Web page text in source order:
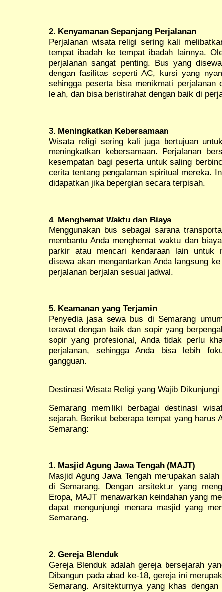
2. Kenyamanan Sepanjang Perjalanan
Perjalanan wisata religi sering kali
tempat ibadah ke tempat ibadah lainnya.
perjalanan sangat penting. Bus yang
dengan fasilitas seperti AC, kursi yang
sehingga peserta bisa menikmati perjalanan
lelah, dan bisa beristirahat dengan baik di
3. Meningkatkan Kebersamaan
Wisata religi sering kali juga bertujuan
meningkatkan kebersamaan. Perjalanan
kesempatan bagi peserta untuk saling
cerita tentang pengalaman spiritual mereka.
didapatkan jika bepergian secara terpisah.
4. Menghemat Waktu dan Biaya
Menggunakan bus sebagai sarana
membantu Anda menghemat waktu dan
parkir atau mencari kendaraan lain untuk
disewa akan mengantarkan Anda langsung
perjalanan berjalan sesuai jadwal.
5. Keamanan yang Terjamin
Penyedia jasa sewa bus di Semarang
terawat dengan baik dan sopir yang
sopir yang profesional, Anda tidak perlu
perjalanan, sehingga Anda bisa lebih
gangguan.
Destinasi Wisata Religi yang Wajib Dikunjungi
Semarang memiliki berbagai destinasi
sejarah. Berikut beberapa tempat yang harus
Semarang:
1. Masjid Agung Jawa Tengah (MAJT)
Masjid Agung Jawa Tengah merupakan
di Semarang. Dengan arsitektur yang
Eropa, MAJT menawarkan keindahan yang
dapat mengunjungi menara masjid yang
Semarang.
2. Gereja Blenduk
Gereja Blenduk adalah gereja bersejarah
Dibangun pada abad ke-18, gereja ini
Semarang. Arsitekturnya yang khas